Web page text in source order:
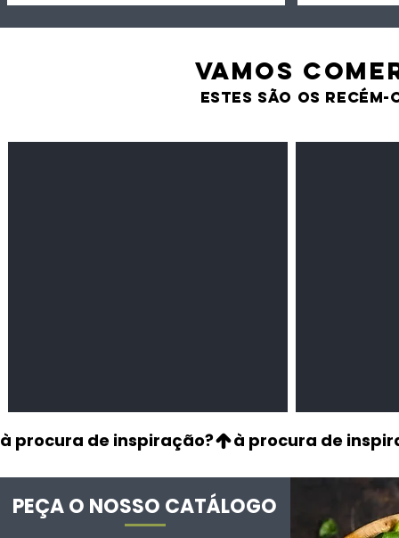
VAMOS
estes são os recém-
à procura de inspiração?
PEÇA O NOSSO CATÁLOGO